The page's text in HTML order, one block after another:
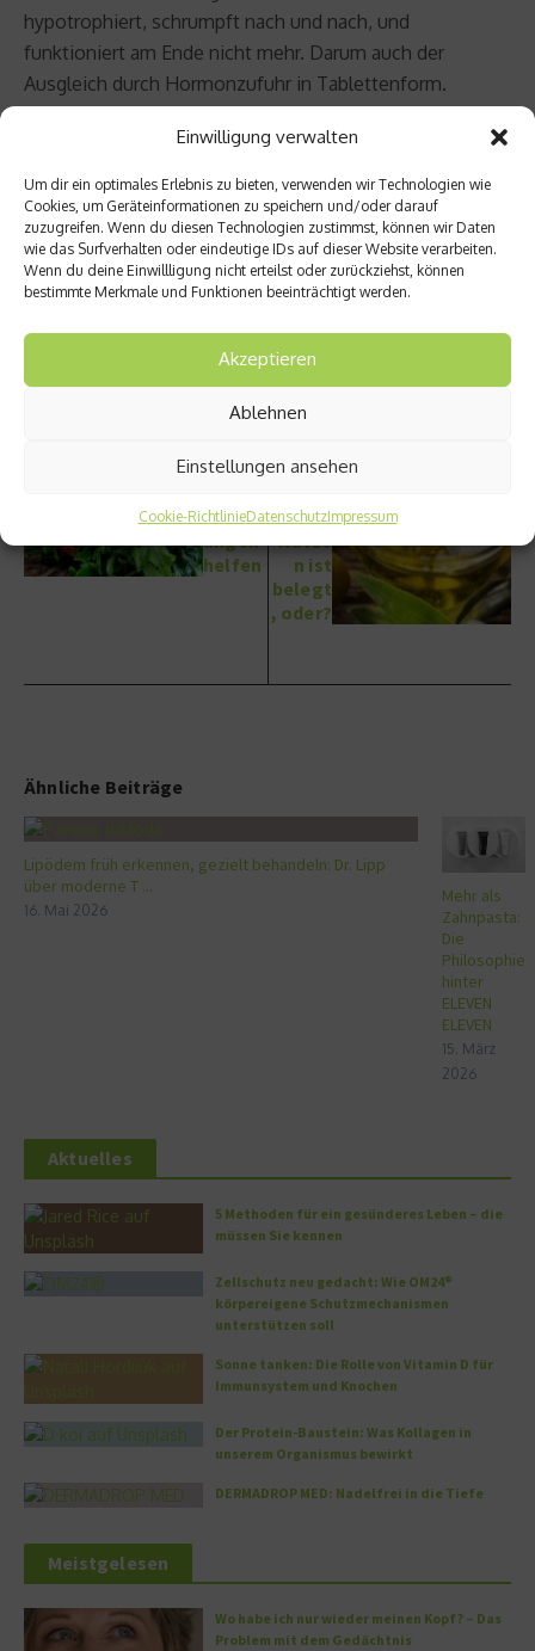
Einwilligung verwalten
Um dir ein optimales Erlebnis zu bieten, verwenden wir Technologien wie
Cookies, um Geräteinformationen zu speichern und/oder darauf
zuzugreifen. Wenn du diesen Technologien zustimmst, können wir Daten
wie das Surfverhalten oder eindeutige IDs auf dieser Website verarbeiten.
Wenn du deine Einwillligung nicht erteilst oder zurückziehst, können
bestimmte Merkmale und Funktionen beeinträchtigt werden.
Akzeptieren
Ablehnen
Einstellungen ansehen
Cookie-RichtlinieDatenschutzImpressum
hypotrophiert, schrumpft nach und nach, und
funktioniert am Ende nicht mehr. Darum auch der
Ausgleich durch Hormonzufuhr in Tablettenform.
Gesündernet.de: Vielen Dank für das Interview, Herr
Prof. Dr. Zieren!
Beitrag teilen
kann
Zahnfl
ntzünd
ungen
helfen
Nächster Beitrag
öl –
gesun
che
Nutze
n ist
belegt
, oder?
Ähnliche Beiträge
Lipödem früh erkennen, gezielt behandeln: Dr. Lipp
über moderne T ...
16. Mai 2026
Mehr als
Zahnpasta:
Die
Philosophie
hinter
ELEVEN
ELEVEN
15. März
2026
Aktuelles
5 Methoden für ein gesünderes Leben – die
müssen Sie kennen
Zellschutz neu gedacht: Wie OM24®
körpereigene Schutzmechanismen
unterstützen soll
Sonne tanken: Die Rolle von Vitamin D für
Immunsystem und Knochen
Der Protein-Baustein: Was Kollagen in
unserem Organismus bewirkt
DERMADROP MED: Nadelfrei in die Tiefe
Meistgelesen
Wo habe ich nur wieder meinen Kopf? – Das
Problem mit dem Gedächtnis